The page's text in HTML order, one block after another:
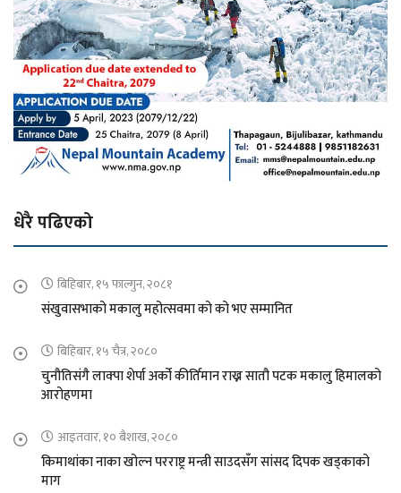
धेरै पढिएको
बिहिबार, १५ फाल्गुन, २०८१
संखुवासभाको मकालु महोत्सवमा को को भए सम्मानित
बिहिबार, १५ चैत्र, २०८०
चुनौतिसंगै लाक्पा शेर्पा अर्को कीर्तिमान राख्न सातौ पटक मकालु हिमालको
आरोहणमा
आइतवार, १० बैशाख, २०८०
किमाथांका नाका खोल्न परराष्ट्र मन्त्री साउदसँग सांसद दिपक खड्काको
माग